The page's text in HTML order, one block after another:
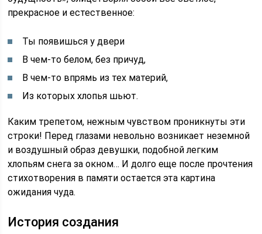
прекрасное и естественное:
Ты появишься у двери
В чем-то белом, без причуд,
В чем-то впрямь из тех материй,
Из которых хлопья шьют.
Каким трепетом, нежным чувством проникнуты эти
строки! Перед глазами невольно возникает неземной
и воздушный образ девушки, подобной легким
хлопьям снега за окном… И долго еще после прочтения
стихотворения в памяти остается эта картина
ожидания чуда.
История создания